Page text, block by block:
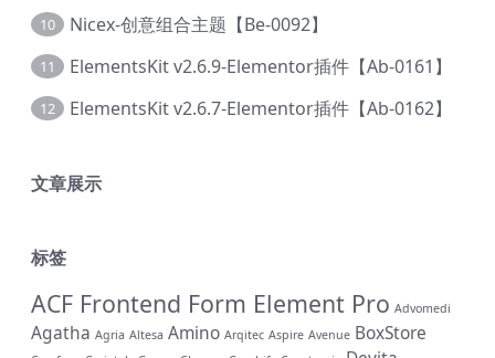
10 Nicex-创意组合主题【Be-0092】
11 ElementsKit v2.6.9-Elementor插件【Ab-0161】
12 ElementsKit v2.6.7-Elementor插件【Ab-0162】
文章展示
标签
ACF Frontend Form Element Pro Advomedi
Agatha Agria Altesa Amino Arqitec Aspire Avenue BoxStore